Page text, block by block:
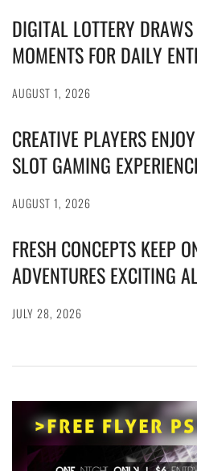
DIGITAL LOTTERY
MOMENTS FOR DAILY
AUGUST 1, 2026
CREATIVE PLAYERS
SLOT GAMING
AUGUST 1, 2026
FRESH CONCEPTS KEEP
ADVENTURES EXCITING
JULY 28, 2026